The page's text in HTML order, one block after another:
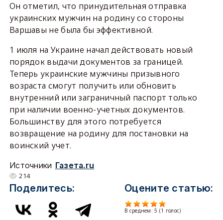
Он отметил, что принудительная отправка
украинских мужчин на родину со стороны
Варшавы не была бы эффективной.
1 июля на Украине начал действовать новый
порядок выдачи документов за границей.
Теперь украинские мужчины призывного
возраста смогут получить или обновить
внутренний или заграничный паспорт только
при наличии военно-учетных документов.
Большинству для этого потребуется
возвращение на родину для постановки на
воинский учет.
Источники Газета.ru
214
Поделитесь: Оцените статью:
В среднем:5 (1 голос)